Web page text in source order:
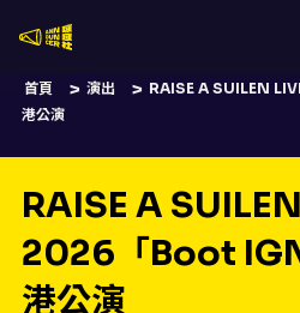
首頁 演出
RAISE A SUILEN
港公演
RAISE A
2026「Boot
港公演